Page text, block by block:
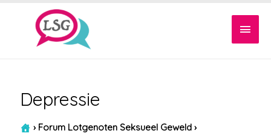
Depressie
› Forum Lotgenoten Seksueel Geweld ›